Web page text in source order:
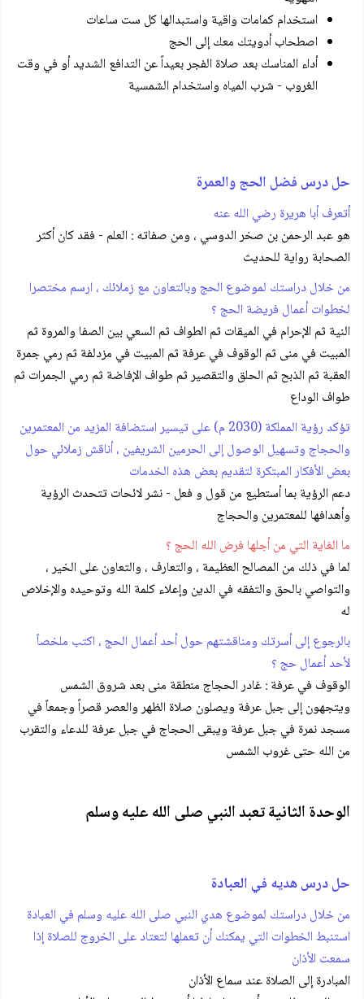
استخدام كمامات واقية واستبدالها كل ست ساعات
اصطحاب أدويتك معك إلى الحج
أداء المناسك بعد صلاة الفجر بعيداً عن التدافع الشديد أو في وقت
الغروب - شرب المياه واستخدام الشمسية
حل درس فضل الحج والعمرة
أتعرف أبا هريرة رضي الله عنه
هو عبد الرحمن بن صخر الدوسي ، ومن صفاته : العلم - فقد كان أكثر
الصحابة رواية للحديث
من خلال دراستك لموضوع الحج وبالتعاون مع زملائك ، ارسم مختصرا
لخطوات أعمال فريضة الحج ؟
النية ثم الإحرام في الميقات ثم الطواف ثم السعي بين الصفا والمروة ثم
المبيت في منى ثم الوقوف في عرفة ثم المبيت في مزدلفة ثم رمي جمرة
العقبة ثم الذبح ثم الحلق والتقصير ثم طواف الإفاضة ثم رمي الجمرات ثم
طواف الوداع
تؤكد رؤية المملكة (2030 م) على تيسير استضافة المزيد من المعتمرين
والحجاج وتسهيل الوصول إلى الحرمين الشريفين ، أناقش زملائي حول
بعض الأفكار المبتكرة لتقديم بعض هذه الخدمات
دعم الرؤية بما أستطيع من قول و فعل - نشر لائحات تتحدث الرؤية
وأهدافها للمعتمرين والحجاج
ما الغاية التي من أجلها فرض الله الحج ؟
لما في ذلك من المصالح العظيمة ، والتعارف ، والتعاون على الخير ،
والتواصي بالحق والتفقه في الدين وإعلاء كلمة الله وتوحيده والإخلاص
له
بالرجوع إلى أسرتك ومناقشتهم حول أحد أعمال الحج ، اكتب ملخصاً
لأحد أعمال حج ؟
الوقوف في عرفة : غادر الحجاج منطقة منى بعد شروق الشمس
ويتجهون إلى جبل عرفة ويصلون صلاة الظهر والعصر قصراً وجمعاً في
مسجد نمرة في جبل عرفة ويبقى الحجاج في جبل عرفة للدعاء والتقرب
من الله حتى غروب الشمس
الوحدة الثانية تعبد النبي صلى الله عليه وسلم
حل درس هديه في العبادة
من خلال دراستك لموضوع هدي النبي صلى الله عليه وسلم في العبادة
استنبط الخطوات التي يمكنك أن تعملها لتعتاد على الخروج للصلاة إذا
سمعت الأذان
المبادرة إلى الصلاة عند سماع الأذان